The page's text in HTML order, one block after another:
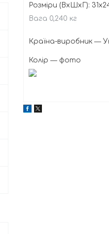
Розміри (ВхШхГ):
Вага 0,240 кг
Країна-виробник ―
Колір ― фото